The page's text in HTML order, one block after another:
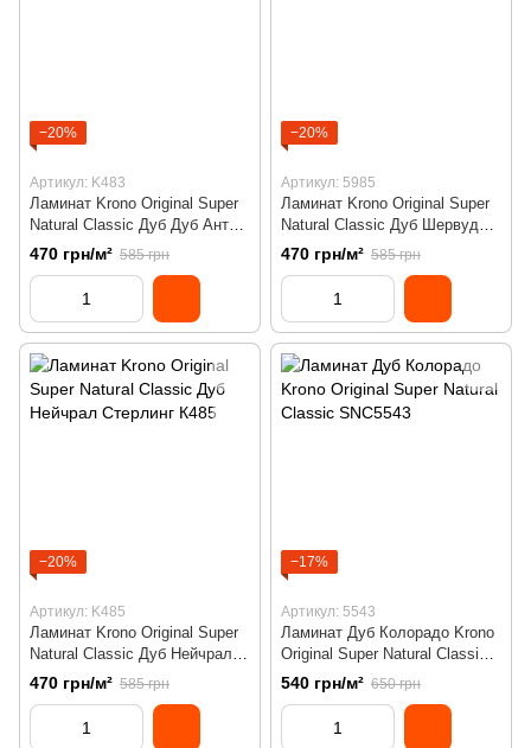
−20%
Артикул: K483
Ламинат Krono Original Super
Natural Classic Дуб Дуб Антик
Стерлинг K483
470 грн/м² 585 грн
−20%
Артикул: 5985
Ламинат Krono Original Super
Natural Classic Дуб Шервуд
5985
470 грн/м² 585 грн
−20%
Артикул: K485
Ламинат Krono Original Super
Natural Classic Дуб Нейчрал
Стерлинг К485
470 грн/м² 585 грн
−17%
Артикул: 5543
Ламинат Дуб Колорадо Krono
Original Super Natural Classic
SNC5543
540 грн/м² 650 грн